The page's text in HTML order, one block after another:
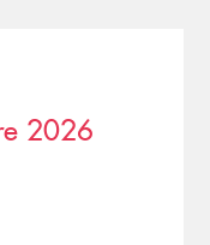
2026